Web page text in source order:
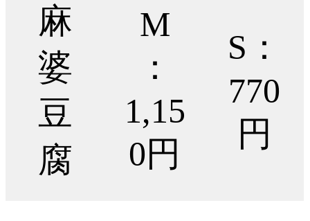
麻
婆
豆
腐
M
：
1,15
0円
S：
770
円